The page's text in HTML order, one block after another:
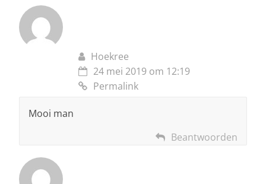
Hoekree
24 mei 2019 om 12:19
Permalink
Mooi man
Beantwoorden